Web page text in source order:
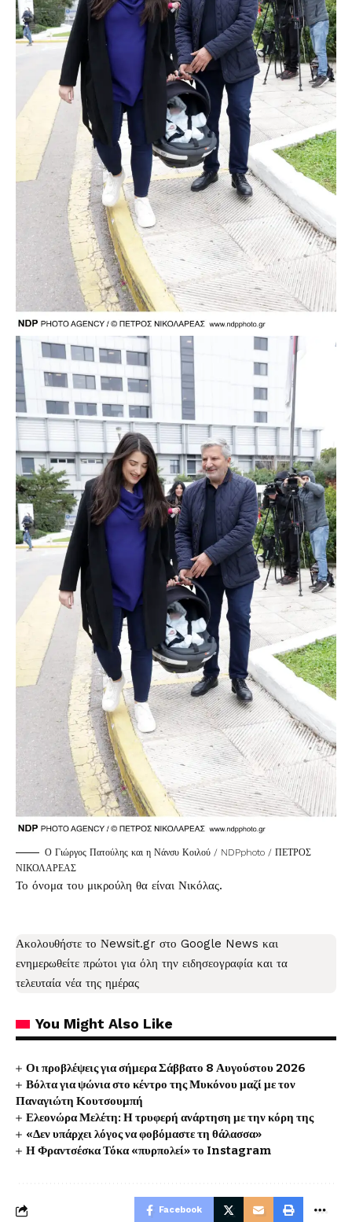
Ο Γιώργος Πατούλης και η Νάνσυ Κοιλού / NDPphoto / ΠΕΤΡΟΣ
ΝΙΚΟΛΑΡΕΑΣ
Το όνομα του μικρούλη θα είναι Νικόλας.
Ακολουθήστε το Νewsit.gr στο Google News και
ενημερωθείτε πρώτοι για όλη την ειδησεογραφία και τα
τελευταία νέα της ημέρας
You Might Also Like
Οι προβλέψεις για σήμερα Σάββατο 8 Αυγούστου 2026
Βόλτα για ψώνια στο κέντρο της Μυκόνου μαζί με τον
Παναγιώτη Κουτσουμπή
Ελεονώρα Μελέτη: Η τρυφερή ανάρτηση με την κόρη της
«Δεν υπάρχει λόγος να φοβόμαστε τη θάλασσα»
Η Φραντσέσκα Τόκα «πυρπολεί» το Instagram
Facebook